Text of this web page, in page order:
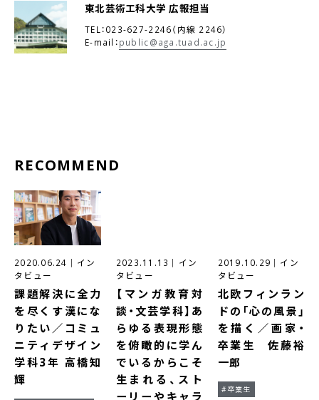
東北芸術工科大学 広報担当
TEL：023-627-2246（内線 2246）
E-mail：public@aga.tuad.ac.jp
RECOMMEND
2020.06.24 ｜ イン
タビュー
課題解決に全力
を尽くす漢にな
りたい／コミュ
ニティデザイン
学科3年 高橋知
輝
2023.11.13 ｜ イン
タビュー
【マンガ教育対
談・文芸学科】あ
らゆる表現形態
を俯瞰的に学ん
でいるからこそ
生まれる、スト
ーリーやキャラ
2019.10.29 ｜ イン
タビュー
北欧フィンラン
ドの「心の風景」
を描く／画家・
卒業生 佐藤裕
一郎
#卒業生